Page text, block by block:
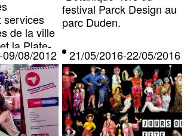
services
de la ville
la Plate-
Mentale.
festival Parck Design au
parc Duden.
09/08/2012 — BRUXELLES, BE
21/05/2016-22/05/